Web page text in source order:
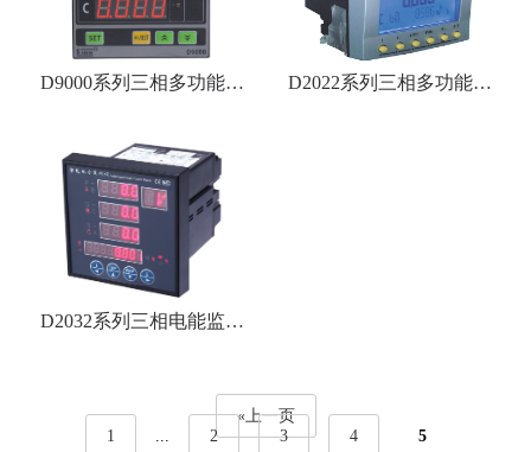
D9000系列三相多功能电
D2022系列三相多功能电
D2032系列三相电能监测
«上一页
1
2 3 4 5